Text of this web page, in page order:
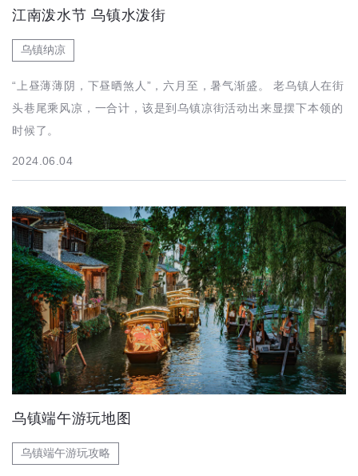
江南泼水节 乌镇水泼街
乌镇纳凉
“上昼薄薄阴，下昼晒煞人”，六月至，暑气渐盛。 老乌镇人在街
头巷尾乘风凉，一合计，该是到乌镇凉街活动出来显摆下本领的
时候了。
2024.06.04
乌镇端午游玩地图
乌镇端午游玩攻略